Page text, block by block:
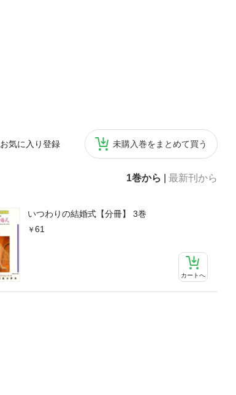
お気に入り登録 未購入巻をまとめて買う
1巻から 最新刊から
いつわりの結婚式【分冊】 3巻
61
カートへ